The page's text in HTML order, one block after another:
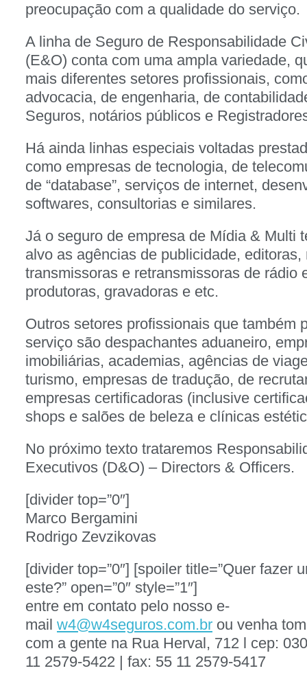
preocupação com a qualidade do serviço.
A linha de Seguro de Responsabilidade
(E&O) conta com uma ampla variedade,
mais diferentes setores profissionais,
advocacia, de engenharia, de
Seguros, notários públicos e
Há ainda linhas especiais voltadas
como empresas de tecnologia, de
de “database”, serviços de internet,
softwares, consultorias e similares.
Já o seguro de empresa de Mídia & Multi
alvo as agências de publicidade,
transmissoras e retransmissoras de rádio
produtoras, gravadoras e etc.
Outros setores profissionais que também
serviço são despachantes aduaneiro,
imobiliárias, academias, agências de
turismo, empresas de tradução, de
empresas certificadoras (inclusive
shops e salões de beleza e clínicas
No próximo texto trataremos
Executivos (D&O) – Directors & Officers.
[divider top=”0″]
Marco Bergamini
Rodrigo Zevzikovas
[divider top=”0″] [spoiler title=”Quer fazer
este?” open=”0″ style=”1″]
entre em contato pelo nosso e-
mail w4@w4seguros.com.br ou venha
com a gente na Rua Herval, 712 l cep:
11 2579-5422 | fax: 55 11 2579-5417